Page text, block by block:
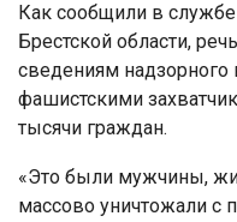
Как сообщили в
Брестской области,
сведениям
фашистскими
тысячи граждан.
«Это были мужчины,
массово уничтожали с